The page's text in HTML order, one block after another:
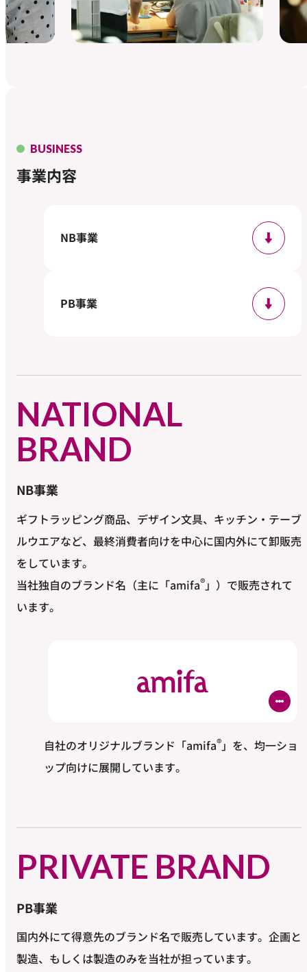
BUSINESS
事業内容
NB事業
PB事業
NATIONAL
BRAND
NB事業
ギフトラッピング商品、デザイン文具、キッチン・テーブ
ルウエアなど、最終消費者向けを中心に国内外にて卸販売
をしています。
当社独自のブランド名（主に「amifa® 」）で販売されて
います。
自社のオリジナルブランド「amifa® 」を、均一ショ
ップ向けに展開しています。
PRIVATE BRAND
PB事業
国内外にて得意先のブランド名で販売しています。企画と
製造、もしくは製造のみを当社が担っています。